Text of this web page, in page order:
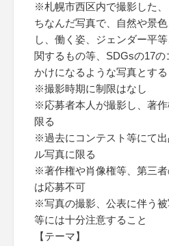
※札幌市西区内で撮影した
ちなんだ写真で、自然や景
し、働く姿、ジェンダー平
関するもの等、SDGsの17
かけになるような写真とする
※撮影時期に制限はなし
※応募者本人が撮影し、著
限る
※過去にコンテスト等にて
ル写真に限る
※著作権や肖像権等、第三
は応募不可
※写真の撮影、公表に伴う
等には十分注意すること
【テーマ】